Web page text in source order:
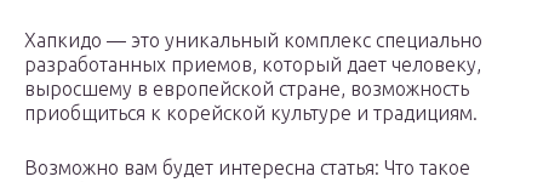
Хапкидо — это уникальный комплекс специально
разработанных приемов, который дает человеку,
выросшему в европейской стране, возможность
приобщиться к корейской культуре и традициям.
Возможно вам будет интересна статья: Что такое